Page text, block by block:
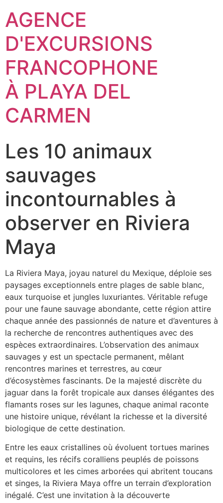
AGENCE
D'EXCURSIONS
FRANCOPHONE
À PLAYA DEL
CARMEN
Les 10 animaux
sauvages
incontournables à
observer en Riviera
Maya
La Riviera Maya, joyau naturel du Mexique, déploie ses
paysages exceptionnels entre plages de sable blanc,
eaux turquoise et jungles luxuriantes. Véritable refuge
pour une faune sauvage abondante, cette région attire
chaque année des passionnés de nature et d’aventures à
la recherche de rencontres authentiques avec des
espèces extraordinaires. L’observation des animaux
sauvages y est un spectacle permanent, mêlant
rencontres marines et terrestres, au cœur
d’écosystèmes fascinants. De la majesté discrète du
jaguar dans la forêt tropicale aux danses élégantes des
flamants roses sur les lagunes, chaque animal raconte
une histoire unique, révélant la richesse et la diversité
biologique de cette destination.
Entre les eaux cristallines où évoluent tortues marines
et requins, les récifs coralliens peuplés de poissons
multicolores et les cimes arborées qui abritent toucans
et singes, la Riviera Maya offre un terrain d’exploration
inégalé. C’est une invitation à la découverte